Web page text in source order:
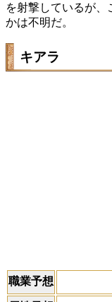
を射撃しているが
かは不明だ。
キアラ
職業予想